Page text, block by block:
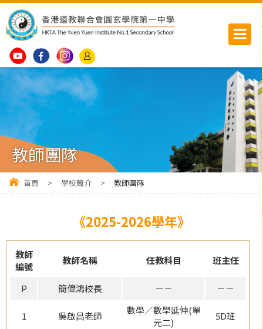
教師團隊
首頁 > 學校簡介 > 教師團隊
《2025-2026學年》
教師
編號
教師名稱 任教科目 班主任
P 簡偉鴻校長 －－ －－
1 吳啟昌老師
數學／數學延伸(單
元二)
5D班